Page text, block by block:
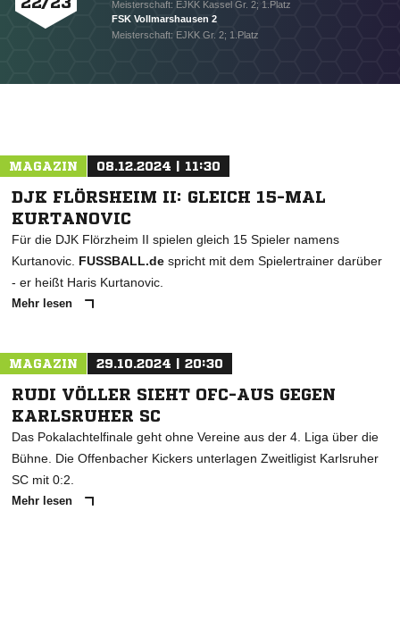
* Pflichtfelder
Meisterschaft: EJKK Kassel Gr. 2; 1.Platz
FSK Vollmarshausen 2
Meisterschaft: EJKK Gr. 2; 1.Platz
MAGAZIN 08.12.2024 | 11:30
DJK FLÖRSHEIM II: GLEICH 15-MAL
KURTANOVIC
Für die DJK Flörzheim II spielen gleich 15 Spieler namens
Kurtanovic. FUSSBALL.de spricht mit dem Spielertrainer darüber
- er heißt Haris Kurtanovic.
Mehr lesen
MAGAZIN 29.10.2024 | 20:30
RUDI VÖLLER SIEHT OFC-AUS GEGEN
KARLSRUHER SC
Das Pokalachtelfinale geht ohne Vereine aus der 4. Liga über die
Bühne. Die Offenbacher Kickers unterlagen Zweitligist Karlsruher
SC mit 0:2.
Mehr lesen